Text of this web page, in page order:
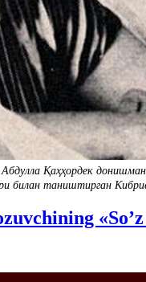
Қаҳҳордек
билан таништирган